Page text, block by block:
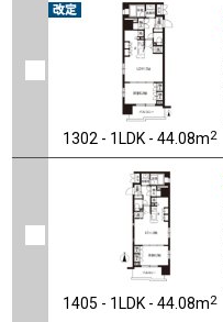
1302 - 1LDK - 44.08m2
1405 - 1LDK - 44.08m2